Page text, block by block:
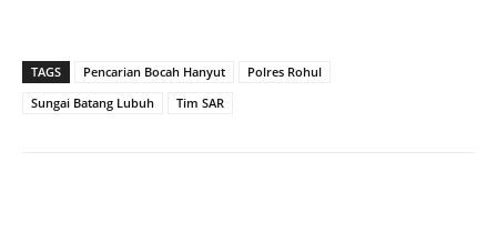
TAGS Pencarian Bocah Hanyut
Polres Rohul
Sungai Batang Lubuh
Tim SAR